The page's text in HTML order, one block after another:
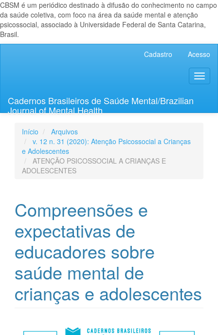
CBSM é um periódico destinado à difusão do conhecimento no campo
da saúde coletiva, com foco na área da saúde mental e atenção
psicossocial, associado à Universidade Federal de Santa Catarina,
Brasil.
Lateral
Cadastro Acesso
Cadernos Brasileiros de Saúde Mental/Brazilian
Journal of Mental Health
Início
Arquivos
v. 12 n. 31 (2020): Atenção Psicossocial a Crianças
e Adolescentes
ATENÇÃO PSICOSSOCIAL A CRIANÇAS E
ADOLESCENTES
Compreensões e
expectativas de
educadores sobre
saúde mental de
crianças e adolescentes
Barra